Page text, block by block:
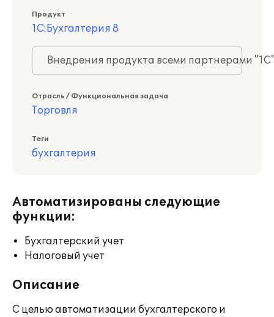
Продукт
1С:Бухгалтерия 8
Внедрения продукта всеми партнерами
Отрасль / Функциональная задача
Торговля
Теги
бухгалтерия
Автоматизированы следующие
функции:
Бухгалтерский учет
Налоговый учет
Описание
С целью автоматизации бухгалтерского и